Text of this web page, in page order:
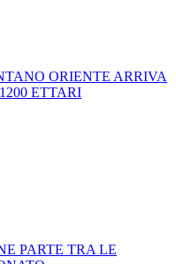
ORIENTE ARRIVA
ETTARI
PARTE TRA LE